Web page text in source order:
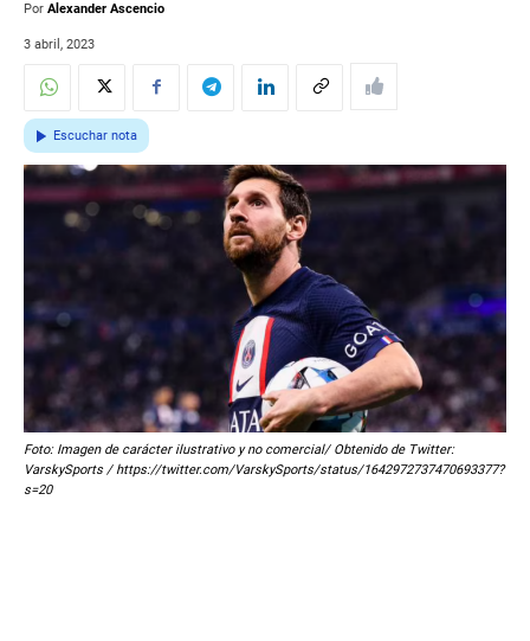
Por Alexander Ascencio
3 abril, 2023
Escuchar nota
Foto: Imagen de carácter ilustrativo y no comercial/ Obtenido de Twitter:
VarskySports / https://twitter.com/VarskySports/status/1642972737470693377?
s=20